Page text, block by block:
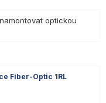
optickou
Fiber-Optic 1RL